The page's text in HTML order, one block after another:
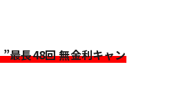
最長48回 無金利キャン